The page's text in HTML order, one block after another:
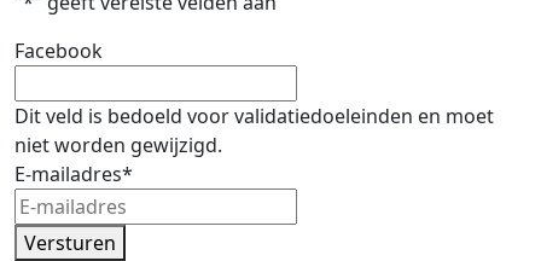
Facebook
Dit veld is bedoeld voor validatiedoeleinden en moet
niet worden gewijzigd.
E-mailadres*
Versturen